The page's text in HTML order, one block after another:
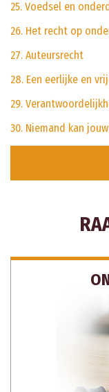
25. Voedsel en
26. Het recht op
27. Auteursrecht
28. Een eerlijke en
29.
30. Niemand kan